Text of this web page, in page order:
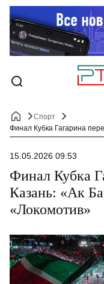
Спорт
15.05.2026 09:53
Финал Кубка
Казань: «Ак
«Локомотив»